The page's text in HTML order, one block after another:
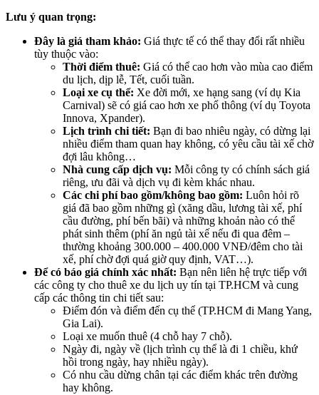
Lưu ý quan trọng:
Đây là giá tham khảo: Giá thực tế có thể thay đổi rất nhiều
tùy thuộc vào:
Thời điểm thuê: Giá có thể cao hơn vào mùa cao điểm
du lịch, dịp lễ, Tết, cuối tuần.
Loại xe cụ thể: Xe đời mới, xe hạng sang (ví dụ Kia
Carnival) sẽ có giá cao hơn xe phổ thông (ví dụ Toyota
Innova, Xpander).
Lịch trình chi tiết: Bạn đi bao nhiêu ngày, có dừng lại
nhiều điểm tham quan hay không, có yêu cầu tài xế chờ
đợi lâu không…
Nhà cung cấp dịch vụ: Mỗi công ty có chính sách giá
riêng, ưu đãi và dịch vụ đi kèm khác nhau.
Các chi phí bao gồm/không bao gồm: Luôn hỏi rõ
giá đã bao gồm những gì (xăng dầu, lương tài xế, phí
cầu đường, phí bến bãi) và những khoản nào có thể
phát sinh thêm (phí ăn ngủ tài xế nếu đi qua đêm –
thường khoảng 300.000 – 400.000 VNĐ/đêm cho tài
xế, phí chờ đợi quá giờ quy định, VAT…).
Để có báo giá chính xác nhất: Bạn nên liên hệ trực tiếp với
các công ty cho thuê xe du lịch uy tín tại TP.HCM và cung
cấp các thông tin chi tiết sau:
Điểm đón và điểm đến cụ thể (TP.HCM đi Mang Yang,
Gia Lai).
Loại xe muốn thuê (4 chỗ hay 7 chỗ).
Ngày đi, ngày về (lịch trình cụ thể là đi 1 chiều, khứ
hồi trong ngày, hay nhiều ngày).
Có nhu cầu dừng chân tại các điểm khác trên đường
hay không.